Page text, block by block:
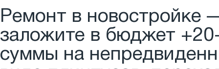
Ремонт в новостройке
заложите в бюджет
суммы на